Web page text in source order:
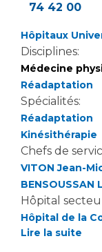
74 42 00
Hôpitaux
Disciplines:
Médecine
Réadaptation
Spécialités:
Réadaptation
Kinésithérapie
Chefs de
VITON Jean-
BENSOUSSAN
Hôpital
Hôpital de la
Lire la suite